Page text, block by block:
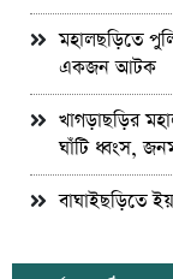
মহালছড়িতে
একজন আটক
খাগড়াছড়ির
ঘাঁটি ধ্বংস,
বাঘাইছড়িতে